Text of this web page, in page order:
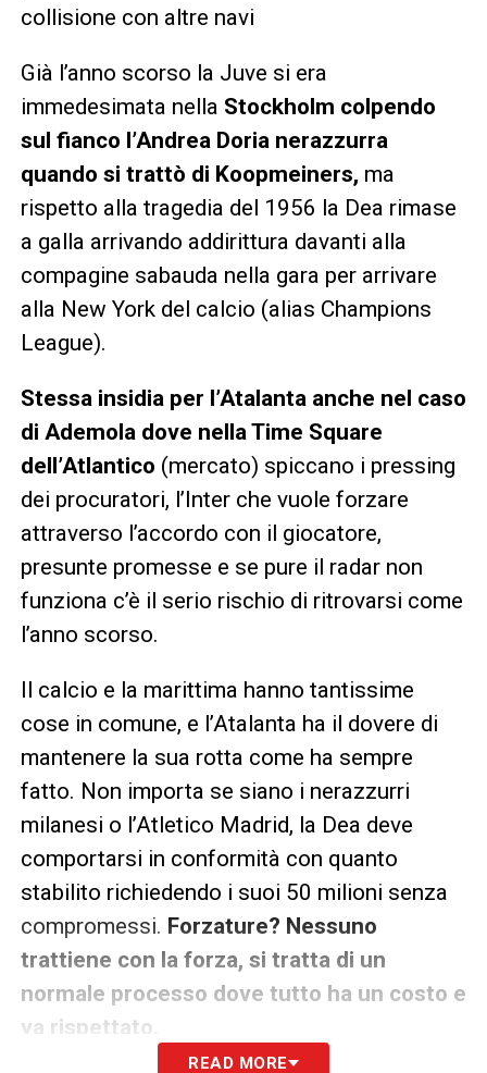
collisione con altre navi
Già l’anno scorso la Juve si era
immedesimata nella Stockholm colpendo
sul fianco l’Andrea Doria nerazzurra
quando si trattò di Koopmeiners, ma
rispetto alla tragedia del 1956 la Dea rimase
a galla arrivando addirittura davanti alla
compagine sabauda nella gara per arrivare
alla New York del calcio (alias Champions
League).
Stessa insidia per l’Atalanta anche nel caso
di Ademola dove nella Time Square
dell’Atlantico (mercato) spiccano i pressing
dei procuratori, l’Inter che vuole forzare
attraverso l’accordo con il giocatore,
presunte promesse e se pure il radar non
funziona c’è il serio rischio di ritrovarsi come
l’anno scorso.
Il calcio e la marittima hanno tantissime
cose in comune, e l’Atalanta ha il dovere di
mantenere la sua rotta come ha sempre
fatto. Non importa se siano i nerazzurri
milanesi o l’Atletico Madrid, la Dea deve
comportarsi in conformità con quanto
stabilito richiedendo i suoi 50 milioni senza
compromessi. Forzature? Nessuno
trattiene con la forza, si tratta di un
normale processo dove tutto ha un costo e
va rispettato.
READ MORE